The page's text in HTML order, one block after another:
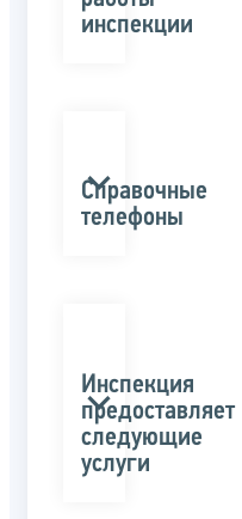
инспекции
Справочные
телефоны
Инспекция
предоставляет
следующие
услуги